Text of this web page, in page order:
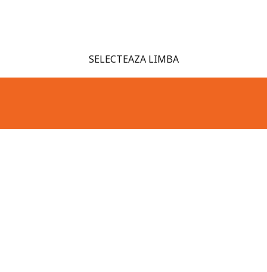
SELECTEAZA LIMBA